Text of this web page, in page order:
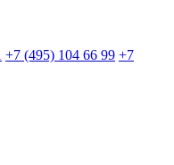
+7 (495) 104 66 99 +7